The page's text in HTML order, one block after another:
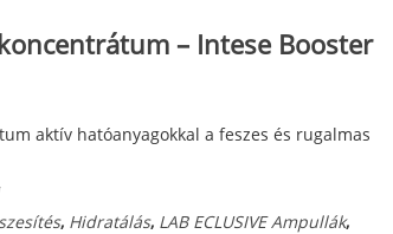
– Intese Booster
aktív hatóanyagokkal a feszes és rugalmas
, Hidratálás, LAB ECLUSIVE Ampullák,